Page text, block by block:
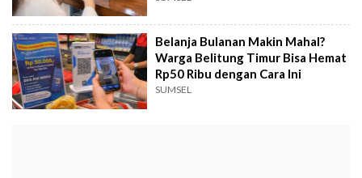
Belanja Bulanan Makin Mahal?
Warga Belitung Timur Bisa Hemat
Rp50 Ribu dengan Cara Ini
SUMSEL